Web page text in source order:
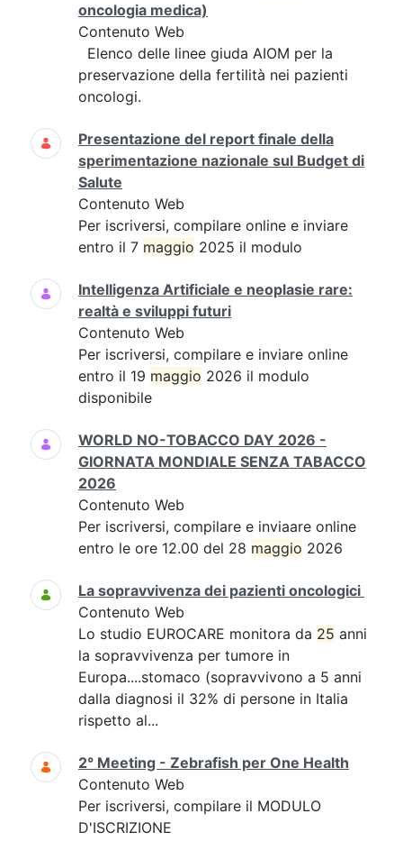
oncologia medica)
Contenuto Web
Elenco delle linee giuda AIOM per la
preservazione della fertilità nei pazienti
oncologi.
Presentazione del report finale della
sperimentazione nazionale sul Budget di
Salute
Contenuto Web
Per iscriversi, compilare online e inviare
entro il 7 maggio 2025 il modulo
Intelligenza Artificiale e neoplasie rare:
realtà e sviluppi futuri
Contenuto Web
Per iscriversi, compilare e inviare online
entro il 19 maggio 2026 il modulo
disponibile
WORLD NO-TOBACCO DAY 2026 -
GIORNATA MONDIALE SENZA TABACCO
2026
Contenuto Web
Per iscriversi, compilare e inviaare online
entro le ore 12.00 del 28 maggio 2026
La sopravvivenza dei pazienti oncologici
Contenuto Web
Lo studio EUROCARE monitora da 25 anni
la sopravvivenza per tumore in
Europa....stomaco (sopravvivono a 5 anni
dalla diagnosi il 32% di persone in Italia
rispetto al...
2° Meeting - Zebrafish per One Health
Contenuto Web
Per iscriversi, compilare il MODULO
D'ISCRIZIONE